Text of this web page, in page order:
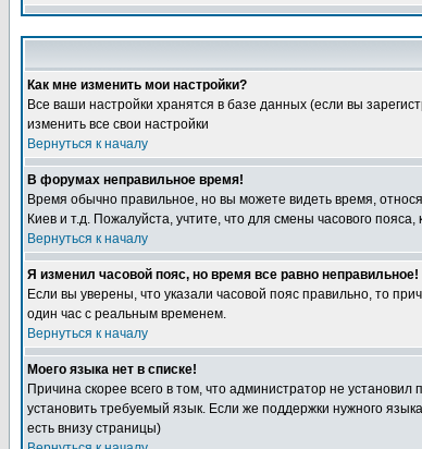
Как мне изменить мои настройки?
Все ваши настройки хранятся в базе данных (если вы
изменить все свои настройки
Вернуться к началу
В форумах неправильное время!
Время обычно правильное, но вы можете видеть время,
Киев и т.д. Пожалуйста, учтите, что для смены часового
Вернуться к началу
Я изменил часовой пояс, но время все равно неправильное!
Если вы уверены, что указали часовой пояс правильно, то
один час с реальным временем.
Вернуться к началу
Моего языка нет в списке!
Причина скорее всего в том, что администратор не
установить требуемый язык. Если же поддержки нужного
есть внизу страницы)